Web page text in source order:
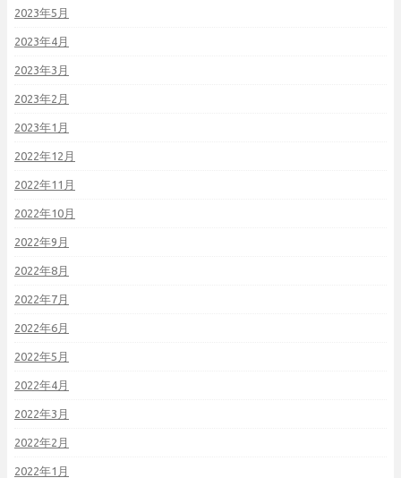
2023年5月
2023年4月
2023年3月
2023年2月
2023年1月
2022年12月
2022年11月
2022年10月
2022年9月
2022年8月
2022年7月
2022年6月
2022年5月
2022年4月
2022年3月
2022年2月
2022年1月